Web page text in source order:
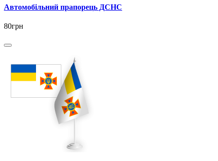
Автомобільний прапорець ДСНС
80грн